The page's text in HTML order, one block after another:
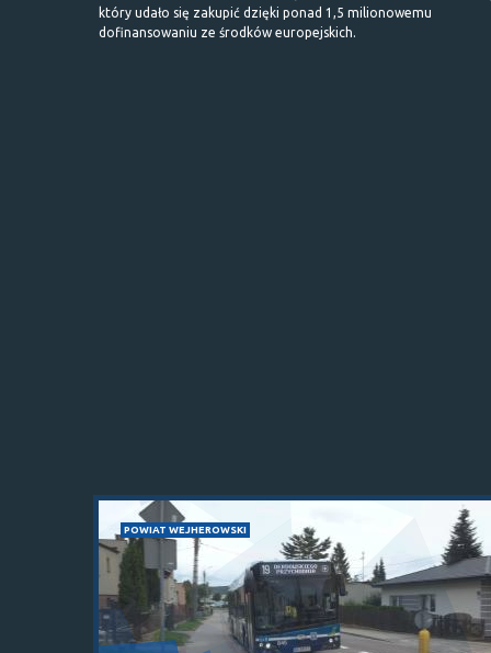
który udało się zakupić dzięki ponad 1,5 milionowemu
dofinansowaniu ze środków europejskich.
POWIAT WEJHEROWSKI